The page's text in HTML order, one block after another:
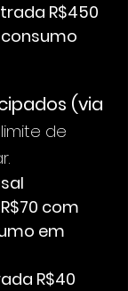
R$450
(via
de
com
em
R$40